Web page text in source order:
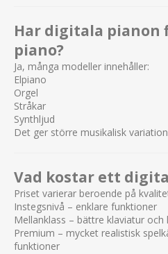
Har digitala pianon
piano?
Ja, många modeller innehåller:
Elpiano
Orgel
Stråkar
Synthljud
Det ger större musikalisk
Vad kostar ett
Priset varierar beroende på
Instegsnivå – enklare funktioner
Mellanklass – bättre klaviatur och
Premium – mycket realistisk
funktioner